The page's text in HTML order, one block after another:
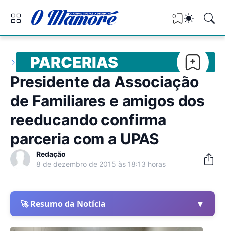
0
PARCERIAS
Presidente da Associação
de Familiares e amigos dos
reeducando confirma
parceria com a UPAS
Redação
8 de dezembro de 2015 às 18:13 horas
🚀 Resumo da Notícia ▼